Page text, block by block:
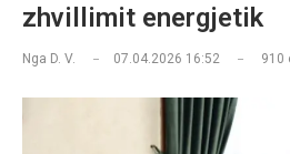
zhvillimit energjetik
Nga D. V. 07.04.2026 16:52 910